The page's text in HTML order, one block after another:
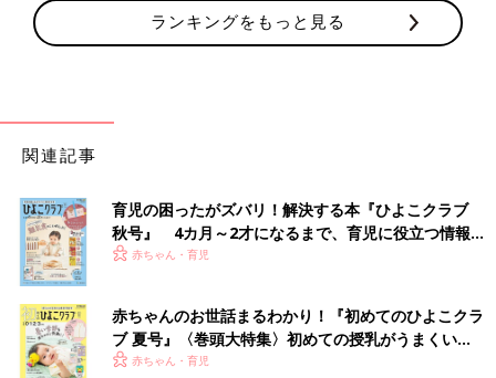
週間以上、ノロウイルスは3～7日間（長い場合は、3週間以上〜
1カ月）にわたってウイルスが出続けます。
ぐったりしている場合はすぐに受診を
ウイルス性胃腸炎に感染すると、嘔吐→下痢の順で症状が出るこ
とが多いです。発熱を伴うこともあります。保育園など集団保育
の場で、ウイルス性胃腸炎が流行しているときに、嘔吐や下痢な
どの症状が出た場合は、感染している可能性が高いと考えられま
す。
「ウイルス性胃腸炎には特効薬がありません。夜間などですぐに
ランキングをもっと見る
関連記事
育児の困ったがズバリ！解決する本『ひよこクラブ
秋号』 4カ月～2才になるまで、育児に役立つ情報が
いっぱい！
赤ちゃん・育児
赤ちゃんのお世話まるわかり！『初めてのひよこクラ
ブ 夏号』〈巻頭大特集〉初めての授乳がうまくい
く！ おっぱい・ミルクの基本と夏のトラブル 解決テ
赤ちゃん・育児